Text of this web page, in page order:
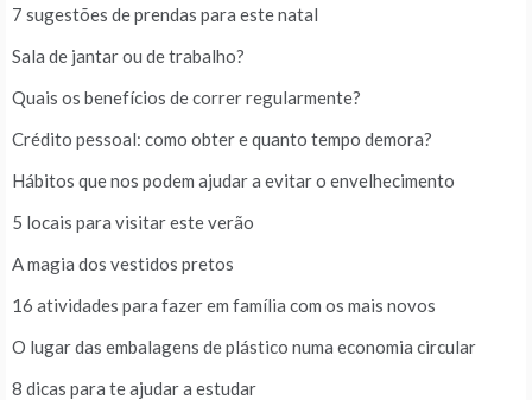
7 sugestões de prendas para este natal
Sala de jantar ou de trabalho?
Quais os benefícios de correr regularmente?
Crédito pessoal: como obter e quanto tempo demora?
Hábitos que nos podem ajudar a evitar o envelhecimento
5 locais para visitar este verão
A magia dos vestidos pretos
16 atividades para fazer em família com os mais novos
O lugar das embalagens de plástico numa economia circular
8 dicas para te ajudar a estudar